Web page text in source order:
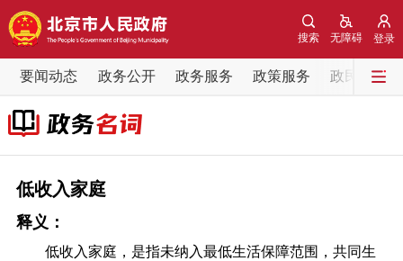
登录
无障碍
搜索
要闻动态 政务公开 政务服务 政策服务 政民互动
要闻动态
党中央精神
各区热点
低收入家庭
释义：
低收入家庭，是指未纳入最低生活保障范围，共同生